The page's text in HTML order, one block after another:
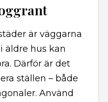
är väggarna
äldre hus kan
Därför är det
ställen – både
Använd